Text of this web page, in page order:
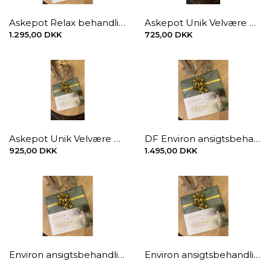
Askepot Relax behandling 120 min.
1.295,00 DKK
Askepot Unik Velvære Ansigtsbehandling, 60 min.
725,00 DKK
Askepot Unik Velvære Ansigtsbehandling, 90 min.
925,00 DKK
DF Environ ansigtsbehandling 90 min.
1.495,00 DKK
Environ ansigtsbehandling 60 min. Environ ansigtsbehandling 90 min.